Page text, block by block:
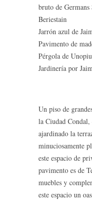
bruto de Germans
Beriestain
Jarrón azul de
Pavimento de
Pérgola de Unopiu
Jardinería por
Un piso de
la Ciudad Condal,
ajardinado la
minuciosamente
este espacio de
pavimento es de
muebles y
este espacio un